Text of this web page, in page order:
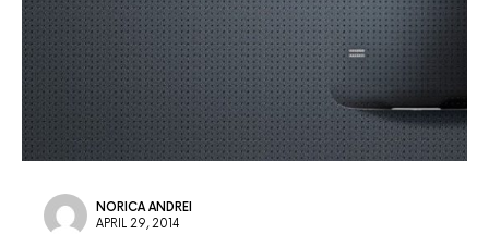
NORICA ANDREI
APRIL 29, 2014